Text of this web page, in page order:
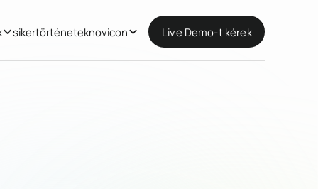
sikertörténeteknovicon
Live Demo-t kérek
Live Demo-t kérek